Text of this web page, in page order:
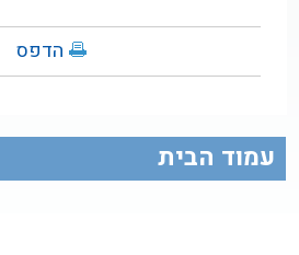
הדפס
עמוד הבית